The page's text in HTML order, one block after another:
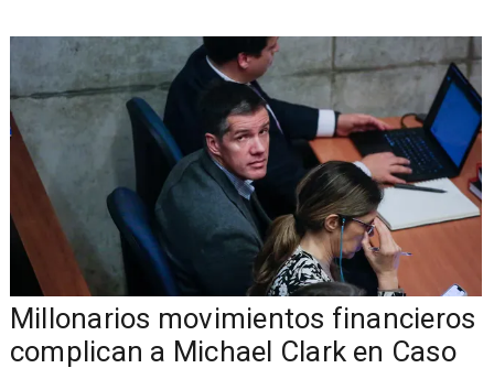
Millonarios movimientos financieros
complican a Michael Clark en Caso